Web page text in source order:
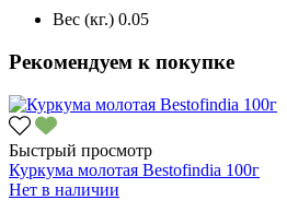
Вес (кг.) 0.05
Рекомендуем к покупке
Быстрый просмотр
Куркума молотая Bestofindia 100г
Нет в наличии